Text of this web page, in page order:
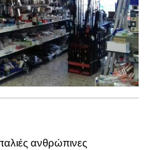
ανθρώπινες